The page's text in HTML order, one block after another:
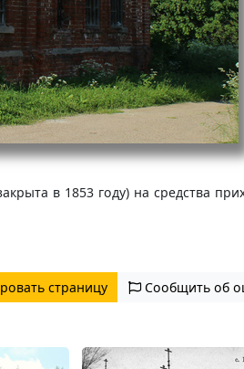
в 1853 году) на средства
страницу Сообщить об